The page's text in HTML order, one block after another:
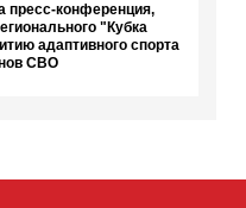
пресс-конференция,
"Кубка
адаптивного спорта
СВО